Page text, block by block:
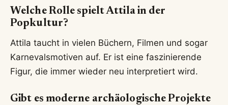
Welche Rolle spielt Attila in der
Popkultur?
Attila taucht in vielen Büchern, Filmen und sogar
Karnevalsmotiven auf. Er ist eine faszinierende
Figur, die immer wieder neu interpretiert wird.
Gibt es moderne archäologische Projekte